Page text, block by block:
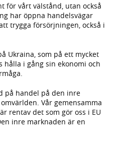
för vårt välstånd, utan också
har öppna handelsvägar
trygga försörjningen, också i
Ukraina, som på ett mycket
hålla i gång sin ekonomi och
på handel på den inre
Vår gemensamma
rentav det som gör oss i EU
inre marknaden är en